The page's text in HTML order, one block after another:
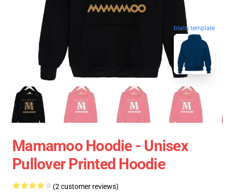
blank template
Mamamoo Hoodie - Unisex
Pullover Printed Hoodie
(2 customer reviews)